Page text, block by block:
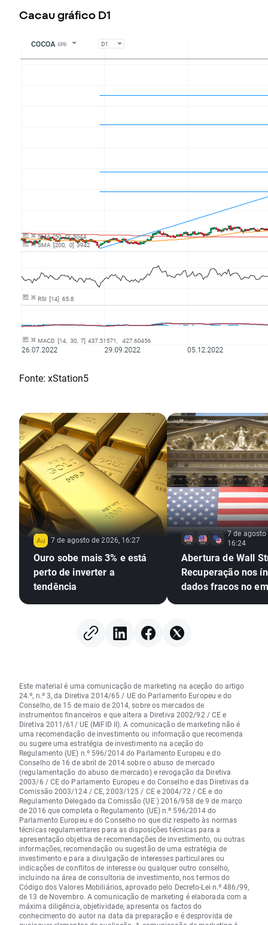
Cacau gráfico D1
Fonte: xStation5
7 de agosto de 2026, 16:27
Ouro sobe mais 3% e está
perto de inverter a
tendência
7 de agosto
16:24
Abertura de Wall
Recuperação nos
dados fracos no
Este material é uma comunicação de marketing na aceção do artigo
24.º, n.º 3, da Diretiva 2014/65 / UE do Parlamento Europeu e do
Conselho, de 15 de maio de 2014, sobre os mercados de
instrumentos financeiros e que altera a Diretiva 2002/92 / CE e
Diretiva 2011/61/ UE (MiFID II). A comunicação de marketing não é
uma recomendação de investimento ou informação que recomenda
ou sugere uma estratégia de investimento na aceção do
Regulamento (UE) n.º 596/2014 do Parlamento Europeu e do
Conselho de 16 de abril de 2014 sobre o abuso de mercado
(regulamentação do abuso de mercado) e revogação da Diretiva
2003/6 / CE do Parlamento Europeu e do Conselho e das Diretivas da
Comissão 2003/124 / CE, 2003/125 / CE e 2004/72 / CE e do
Regulamento Delegado da Comissão (UE ) 2016/958 de 9 de março
de 2016 que completa o Regulamento (UE) n.º 596/2014 do
Parlamento Europeu e do Conselho no que diz respeito às normas
técnicas regulamentares para as disposições técnicas para a
apresentação objetiva de recomendações de investimento, ou outras
informações, recomendação ou sugestão de uma estratégia de
investimento e para a divulgação de interesses particulares ou
indicações de conflitos de interesse ou qualquer outro conselho,
incluindo na área de consultoria de investimento, nos termos do
Código dos Valores Mobiliários, aprovado pelo Decreto-Lei n.º 486/99,
de 13 de Novembro. A comunicação de marketing é elaborada com a
máxima diligência, objetividade, apresenta os factos do
conhecimento do autor na data da preparação e é desprovida de